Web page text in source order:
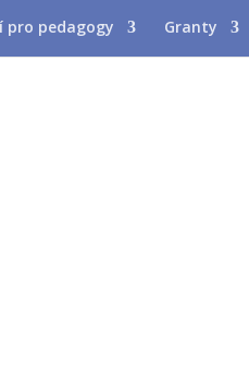
pro pedagogy Granty